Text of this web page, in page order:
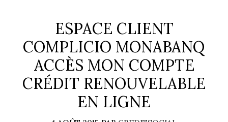
ESPACE CLIENT
COMPLICIO MONABANQ
ACCÈS MON COMPTE
CRÉDIT RENOUVELABLE
EN LIGNE